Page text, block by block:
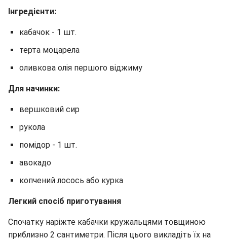
Інгредієнти:
кабачок - 1 шт.
терта моцарела
оливкова олія першого віджиму
Для начинки:
вершковий сир
рукола
помідор - 1 шт.
авокадо
копчений лосось або курка
Легкий спосіб приготування
Спочатку наріжте кабачки кружальцями товщиною
приблизно 2 сантиметри. Після цього викладіть їх на